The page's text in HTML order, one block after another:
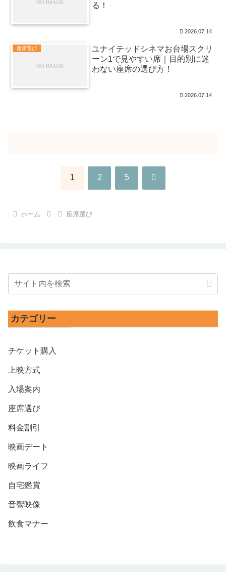
る！
2026.07.14
座席選び
ユナイテッドシネマお台場スクリ
ーン1で見やすい席｜目的別に迷
わない座席の選び方！
2026.07.14
1 2 5 次
ホーム 座席選び
カテゴリー
チケット購入
上映方式
入場案内
座席選び
料金割引
映画デート
映画ライフ
自宅鑑賞
音響映像
飲食マナー